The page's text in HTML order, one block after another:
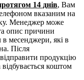
14 днів, Вам
вказаним на
Менеджер може
опис причини
в месенджери, які в
Після
продукцію
коштом